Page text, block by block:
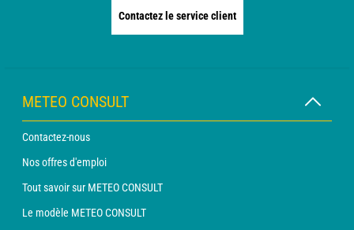
Contactez le service client
METEO CONSULT
Contactez-nous
Nos offres d'emploi
Tout savoir sur METEO CONSULT
Le modèle METEO CONSULT